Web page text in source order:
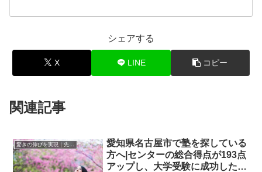
シェアする
X LINE コピー
関連記事
驚きの伸びを実現｜先輩列伝
愛知県名古屋市で塾を探している
方へ|センターの総合得点が193点
アップし、大学受験に成功した先